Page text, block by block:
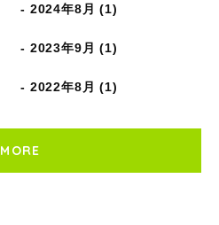
2024年8月 (1)
2023年9月 (1)
2022年8月 (1)
MORE